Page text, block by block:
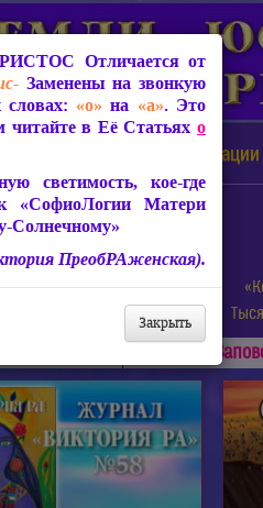
Защита от чипизации
Слово Матери Мира.
Книги, Видео, Аудио и др.
Отличается от
Заменены на звонкую
«о» на «а». Это
в Её Статьях о
светимость, кое-где
«СофиоЛогии Матери
Солнечному»
ПреобРАженская).
Закрыть